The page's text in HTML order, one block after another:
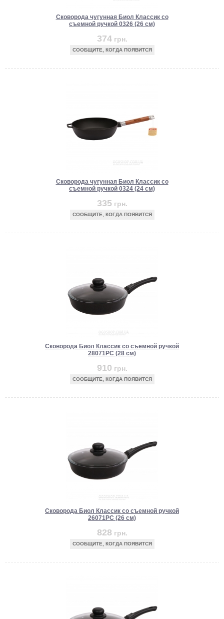
Сковорода чугунная Биол Классик со
съемной ручкой 0326 (26 см)
374 грн.
СООБЩИТЕ, КОГДА ПОЯВИТСЯ
Сковорода чугунная Биол Классик со
съемной ручкой 0324 (24 см)
335 грн.
СООБЩИТЕ, КОГДА ПОЯВИТСЯ
Сковорода Биол Классик со съемной ручкой
28071PC (28 см)
910 грн.
СООБЩИТЕ, КОГДА ПОЯВИТСЯ
Сковорода Биол Классик со съемной ручкой
26071PC (26 см)
828 грн.
СООБЩИТЕ, КОГДА ПОЯВИТСЯ